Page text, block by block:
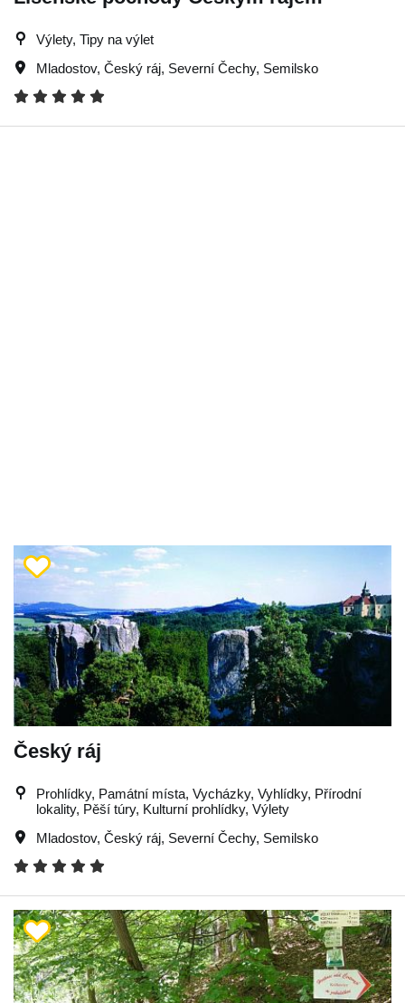
Výlety, Tipy na výlet
Mladostov, Český ráj, Severní Čechy, Semilsko
Český ráj
Prohlídky, Památní místa, Vycházky, Vyhlídky, Přírodní
lokality, Pěší túry, Kulturní prohlídky, Výlety
Mladostov, Český ráj, Severní Čechy, Semilsko